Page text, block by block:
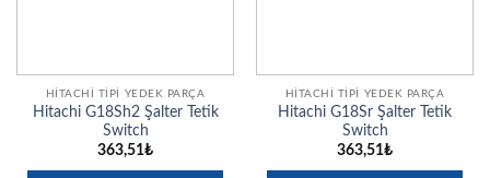
HITACHI TIPI YEDEK PARÇA
Hitachi G18Sh2 Şalter Tetik
Switch
363,51₺
HITACHI TIPI YEDEK PARÇA
Hitachi G18Sr Şalter Tetik
Switch
363,51₺